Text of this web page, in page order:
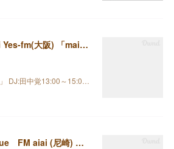
◆RADIO出演 11/27Fri Yes-fm(大阪) 「maido@station」
DJ:田中覚13:00～15:0…
◆RADIO出演 11/17tue FM aiai (尼崎) コーデBOX！」